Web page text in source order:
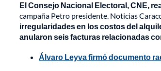
El Consejo Nacional Electoral, CNE,
campaña Petro presidente. Noticias
irregularidades en los costos del
anularon seis facturas relacionadas
Álvaro Leyva firmó documento